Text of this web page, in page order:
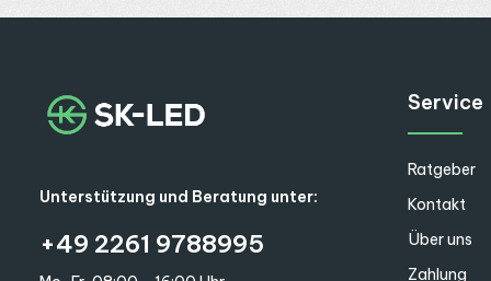
Unterstützung und Beratung unter:
+49 2261 9788995
Service
Ratgeber
Kontakt
Über uns
Zahlung